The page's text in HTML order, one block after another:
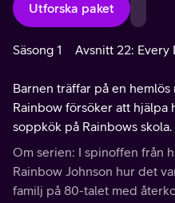
Utforska paket
Säsong 1 Avsnitt 22: Every
Barnen träffar på en hemlös
Rainbow försöker att hjälpa
soppkök på Rainbows
Alicia tycker inte att de
Om serien: I spinoffen från
Rainbow Johnson hur det
familj på 80-talet med